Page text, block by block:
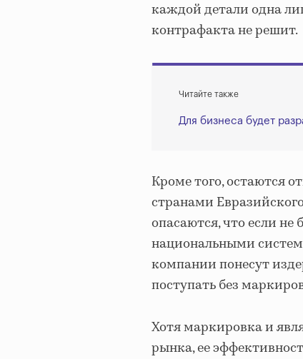
каждой детали одна
контрафакта не решит.
Читайте также
Для бизнеса будет
Кроме того, остаются
странами
опасаются, что если
национальными
компании понесут
поступать без
Хотя маркировка и
рынка, ее